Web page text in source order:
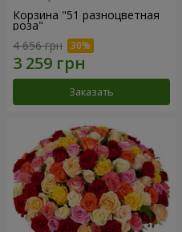
Корзина "51 разноцветная
роза"
4 656 грн
Заказать